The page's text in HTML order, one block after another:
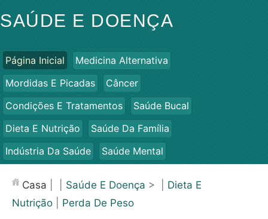
SAÚDE E DOENÇA
Página Inicial
Medicina Alternativa
Mordidas E Picadas
Câncer
Condições E Tratamentos
Saúde Bucal
Dieta E Nutrição
Saúde Da Família
Indústria Da Saúde
Saúde Mental
Saúde
Casa Saúde E Doença > | Dieta E
Nutrição
Perda De Peso